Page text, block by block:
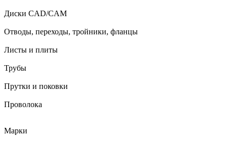
Диски CAD/CAM
Отводы, переходы, тройники, фланцы
Листы и плиты
Трубы
Прутки и поковки
Проволока
Марки